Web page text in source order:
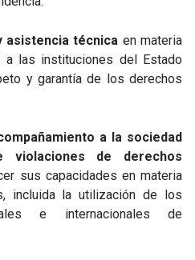
asistencia técnica en materia
a las instituciones del Estado
y garantía de los derechos
a la sociedad
violaciones de derechos
sus capacidades en materia
incluida la utilización de los
e internacionales de